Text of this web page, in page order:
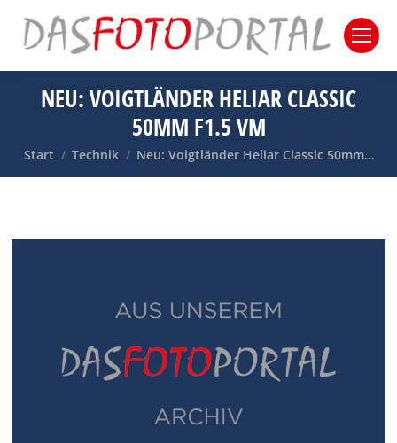
NEU: VOIGTLÄNDER HELIAR CLASSIC
50MM F1.5 VM
Sie befinden sich hier:
Start Technik Neu: Voigtländer Heliar Classic 50mm…